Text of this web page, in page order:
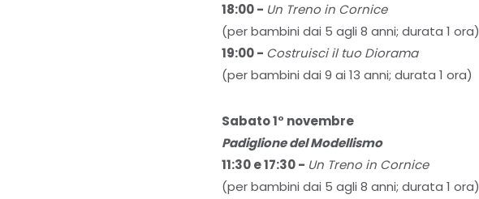
18:00 - Un Treno in Cornice
(per bambini dai 5 agli 8 anni; durata 1 ora)
19:00 - Costruisci il tuo Diorama
(per bambini dai 9 ai 13 anni; durata 1 ora)
Sabato 1° novembre
Padiglione del Modellismo
11:30 e 17:30 - Un Treno in Cornice
(per bambini dai 5 agli 8 anni; durata 1 ora)